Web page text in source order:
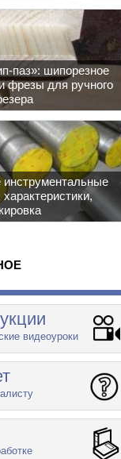
паз»: шипорезное
фрезы для ручного
видеоуроки